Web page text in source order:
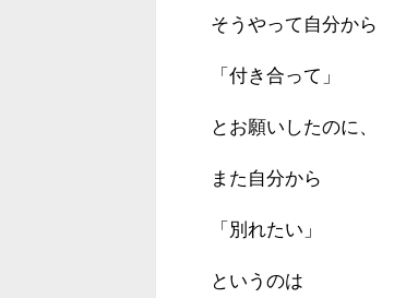
そうやって自分から
「付き合って」
とお願いしたのに、
また自分から
「別れたい」
というのは